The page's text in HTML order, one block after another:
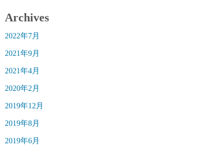
Archives
2022年7月
2021年9月
2021年4月
2020年2月
2019年12月
2019年8月
2019年6月